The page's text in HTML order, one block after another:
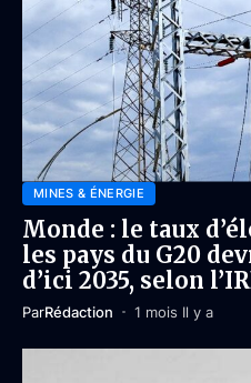
MINES & ÉNERGIE
Monde : le taux
les pays du G20
d’ici 2035, selon
ParRédaction 1 mois Il y a